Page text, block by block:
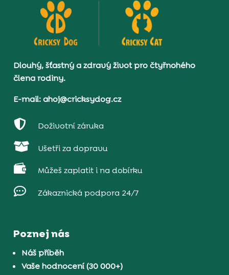
Dlouhý, šťastný a zdravý život pro čtyřnohého
člena rodiny.
E-mail: ahoj@cricksydog.cz
 Doživotní záruka
 Ušetři za dopravu
 Můžeš zaplatit i na dobírku
 Zákaznická podpora 24/7
Poznej nás
Náš příběh
Vaše hodnocení (30 000+)